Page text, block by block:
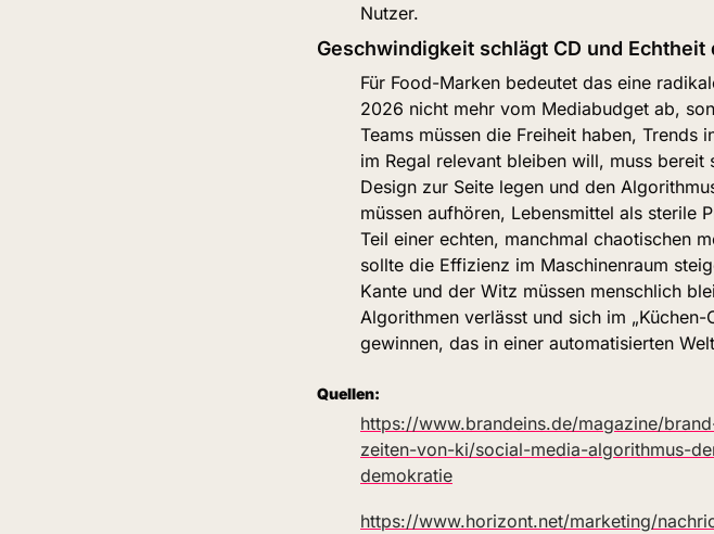
Nutzer.
Geschwindigkeit schlägt CD und Echtheit
Für Food-Marken bedeutet das eine
2026 nicht mehr vom Mediabudget ab,
Teams müssen die Freiheit haben, Trends
im Regal relevant bleiben will, muss
Design zur Seite legen und den
müssen aufhören, Lebensmittel als sterile
Teil einer echten, manchmal chaotischen
sollte die Effizienz im Maschinenraum
Kante und der Witz müssen menschlich
Algorithmen verlässt und sich im
gewinnen, das in einer automatisierten
Quellen:
https://www.brandeins.de/magazine/
zeiten-von-ki/social-media-algorithmus-
demokratie
https://www.horizont.net/marketing/